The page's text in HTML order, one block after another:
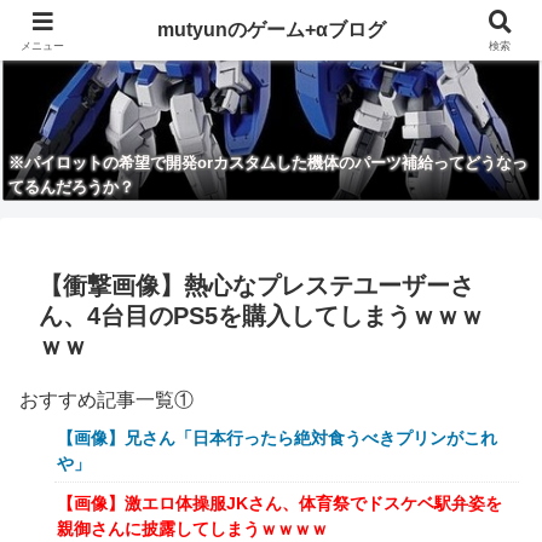
※パイロットの希望で開発orカスタムした機体のパーツ補給ってどうなっ
てるんだろうか？
【衝撃画像】熱心なプレステユーザーさ
ん、4台目のPS5を購入してしまうｗｗｗ
ｗｗ
おすすめ記事一覧①
【画像】兄さん「日本行ったら絶対食うべきプリンがこれ
や」
【画像】激エロ体操服JKさん、体育祭でドスケベ駅弁姿を
親御さんに披露してしまうｗｗｗｗ
メニュー
mutyunのゲーム+αブログ
検索